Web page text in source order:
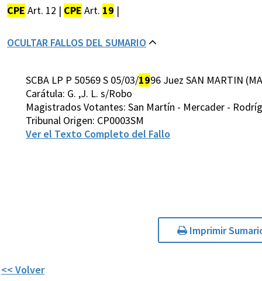
CPE Art. 12 | CPE Art. 19 |
OCULTAR FALLOS DEL SUMARIO
SCBA LP P 50569 S 05/03/1996 Juez SAN MARTIN
Carátula: G. ,J. L. s/Robo
Magistrados Votantes: San Martín - Mercader -
Tribunal Origen: CP0003SM
Ver el Texto Completo del Fallo
Imprimir
<< Volver